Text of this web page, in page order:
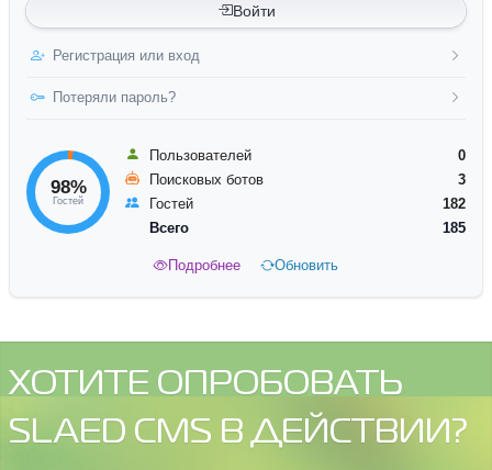
Войти
Регистрация или вход
Потеряли пароль?
98%
Гостей
Пользователей
0
Поисковых ботов
3
Гостей
182
Всего
185
Подробнее Обновить
ХОТИТЕ ОПРОБОВАТЬ
SLAED CMS В ДЕЙСТВИИ?